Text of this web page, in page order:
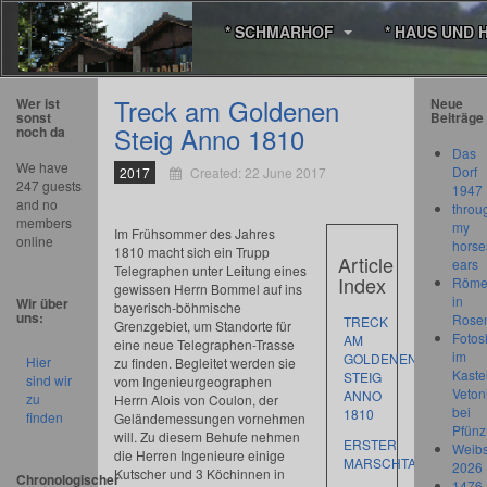
* SCHMARHOF * HAUS UND
Treck am Goldenen
Steig Anno 1810
2017 Created: 22 June 2017
Article
Index
TRECK
AM
GOLDENEN
STEIG
ANNO
1810
ERSTER
MARSCHTAG
Im Frühsommer des Jahres
1810 macht sich ein Trupp
Telegraphen unter Leitung eines
gewissen Herrn Bommel auf ins
bayerisch-böhmische
Grenzgebiet, um Standorte für
eine neue Telegraphen-Trasse
zu finden. Begleitet werden sie
vom Ingenieurgeographen
Herrn Alois von Coulon, der
Geländemessungen vornehmen
will. Zu diesem Behufe nehmen
die Herren Ingenieure einige
Kutscher und 3 Köchinnen in
Wer ist
sonst
noch da
We have
247 guests
and no
members
online
Wir über
uns:
Hier
sind wir
zu
finden
Chronologischer
Neue
Beiträge
Das
Dorf
1947
my
ears
in
im
bei
Pfünz
2026